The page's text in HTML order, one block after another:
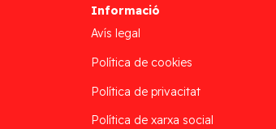
Informació
Avís legal
Política de cookies
Política de privacitat
Política de xarxa social